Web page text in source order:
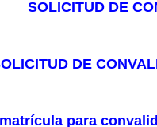
SOLICITUD DE
DE
para